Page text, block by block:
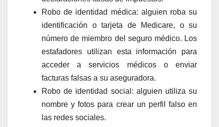
Robo de identidad médica: alguien roba su
identificación o tarjeta de Medicare, o su
número de miembro del seguro médico. Los
estafadores utilizan esta información para
acceder a servicios médicos o enviar
facturas falsas a su aseguradora.
Robo de identidad social: alguien utiliza su
nombre y fotos para crear un perfil falso en
las redes sociales.